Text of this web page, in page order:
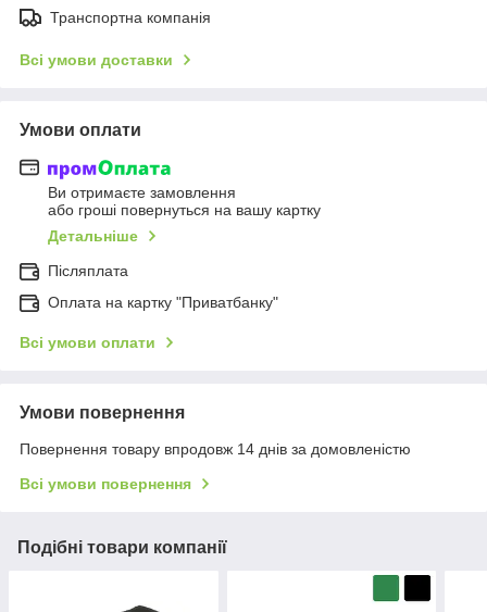
Транспортна компанія
Всі умови доставки
Умови оплати
Ви отримаєте замовлення
або гроші повернуться на вашу картку
Детальніше
Післяплата
Оплата на картку "Приватбанку"
Всі умови оплати
Умови повернення
Повернення товару впродовж 14 днів за домовленістю
Всі умови повернення
Подібні товари компанії